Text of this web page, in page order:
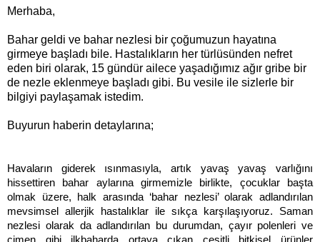
Merhaba,
Bahar geldi ve bahar nezlesi bir çoğumuzun hayatına
girmeye başladı bile. Hastalıkların her türlüsünden nefret
eden biri olarak, 15 gündür ailece yaşadığımız ağır gribe bir
de nezle eklenmeye başladı gibi. Bu vesile ile sizlerle bir
bilgiyi paylaşamak istedim.
Buyurun haberin detaylarına;
Havaların giderek ısınmasıyla, artık yavaş yavaş varlığını
hissettiren bahar aylarına girmemizle birlikte, çocuklar başta
olmak üzere, halk arasında ‘bahar nezlesi’ olarak adlandırılan
mevsimsel allerjik hastalıklar ile sıkça karşılaşıyoruz. Saman
nezlesi olarak da adlandırılan bu durumdan, çayır polenleri ve